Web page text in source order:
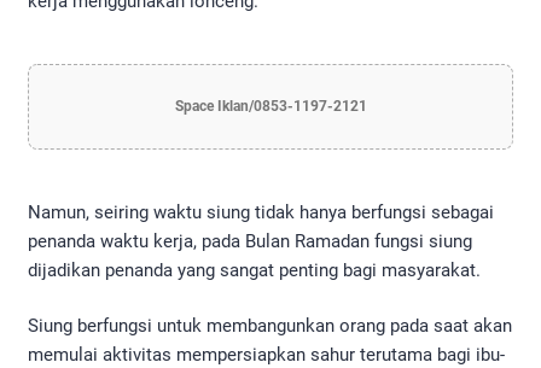
Space Iklan/0853-1197-2121
Namun, seiring waktu siung tidak hanya berfungsi sebagai
penanda waktu kerja, pada Bulan Ramadan fungsi siung
dijadikan penanda yang sangat penting bagi masyarakat.
Siung berfungsi untuk membangunkan orang pada saat akan
memulai aktivitas mempersiapkan sahur terutama bagi ibu-